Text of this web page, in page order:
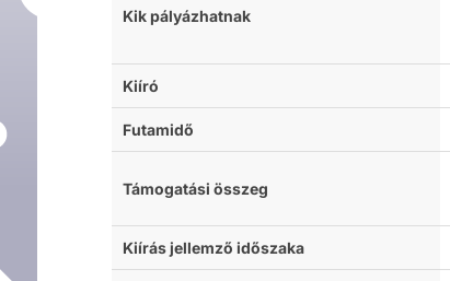
Kik pályázhatnak
Kiíró
Futamidő
Támogatási összeg
Kiírás jellemző időszaka